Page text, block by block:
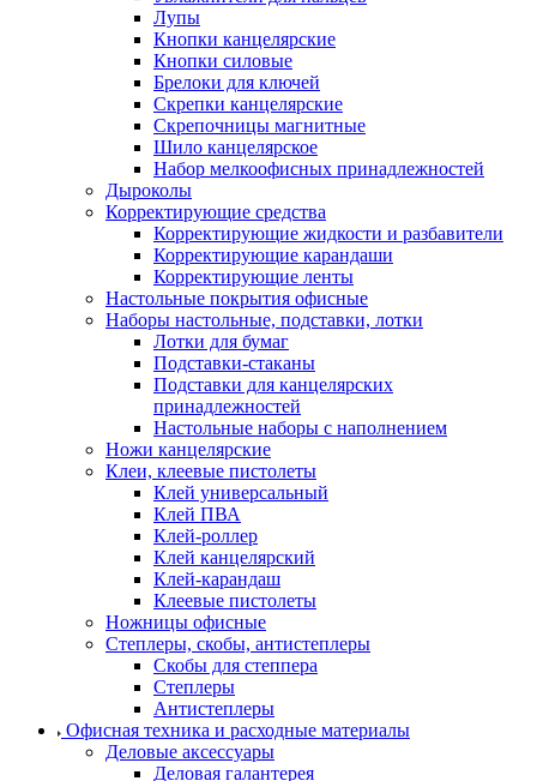
Лупы
Кнопки канцелярские
Кнопки силовые
Брелоки для ключей
Скрепки канцелярские
Скрепочницы магнитные
Шило канцелярское
Набор мелкоофисных принадлежностей
Дыроколы
Корректирующие средства
Корректирующие жидкости и разбавители
Корректирующие карандаши
Корректирующие ленты
Настольные покрытия офисные
Наборы настольные, подставки, лотки
Лотки для бумаг
Подставки-стаканы
Подставки для канцелярских
принадлежностей
Настольные наборы с наполнением
Ножи канцелярские
Клеи, клеевые пистолеты
Клей универсальный
Клей ПВА
Клей-роллер
Клей канцелярский
Клей-карандаш
Клеевые пистолеты
Ножницы офисные
Степлеры, скобы, антистеплеры
Скобы для степпера
Степлеры
Антистеплеры
Офисная техника и расходные материалы
Деловые аксессуары
Деловая галантерея